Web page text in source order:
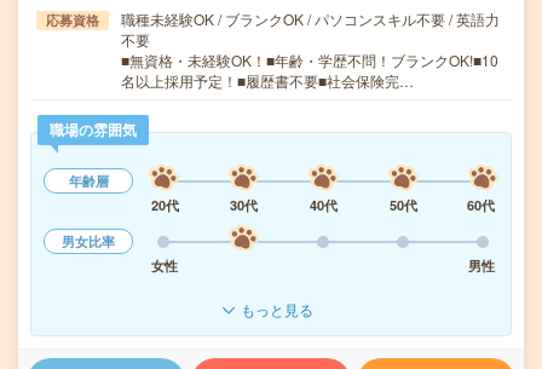
応募資格
職種未経験OK / ブランクOK / パソコンスキル不要 / 英語力
不要
■無資格・未経験OK！■年齢・学歴不問！ブランクOK!■10
名以上採用予定！■履歴書不要■社会保険完…
職場の雰囲気
年齢層
20代
30代 40代 50代
60代
男女比率
女性
男性
もっと見る